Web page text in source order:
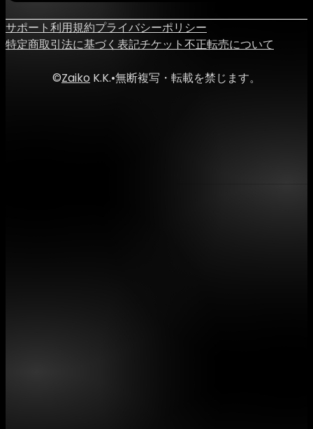
サポート利用規約プライバシーポリシー
特定商取引法に基づく表記チケット不正転売について
©Zaiko K.K.•無断複写・転載を禁じます。